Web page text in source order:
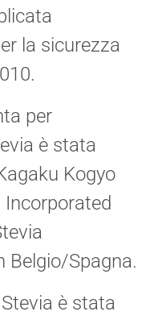
la sicurezza
per
è stata
Kogyo
Incorporated
Belgio/Spagna.
è stata